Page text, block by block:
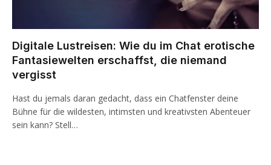
Digitale Lustreisen: Wie du im Chat erotische
Fantasiewelten erschaffst, die niemand
vergisst
Hast du jemals daran gedacht, dass ein Chatfenster deine
Bühne für die wildesten, intimsten und kreativsten Abenteuer
sein kann? Stell…